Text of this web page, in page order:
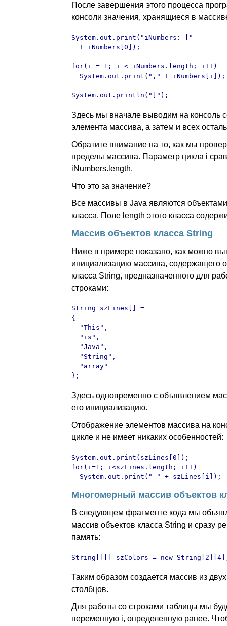
После завершения этого процесса
консоли значения, хранящиеся в
System.out.print("iNumbers: ["
  + iNumbers[0]);
for(i = 1; i < iNumbers.length; i++)
System.out.print("," +
System.out.println("]");
Здесь мы вначале выводим на консоль
элемента массива, а затем и всех
Обратите внимание на то, как мы
пределы массива. Параметр цикла i
iNumbers.length.
Что это за значение?
Все массивы в Java являются
класса. Поле length этого класса
Массив объектов класса String
Ниже в примере показано, как можно
инициализацию массива, содержащего
класса String, предназначенного для
строками:
String szLines[] =
{
  "This",
  "is",
  "Java",
  "String",
  "array"
};
Здесь одновременно с объявлением
его инициализацию.
Отображение элементов массива на
цикле и не имеет никаких особенностей:
System.out.print(szLines[0]);
for(i=1; i<szLines.length; i++)
  System.out.print(" " + szLines[i]);
Многомерный массив объектов
В следующем фрагменте кода мы
массив объектов класса String и сразу
память:
String[][] szColors = new
Таким образом создается массив из
столбцов.
Для работы со строками таблицы мы
переменную i, определенную ранее.